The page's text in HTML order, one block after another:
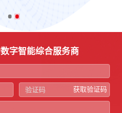
字智能综合服务商
获取验证码